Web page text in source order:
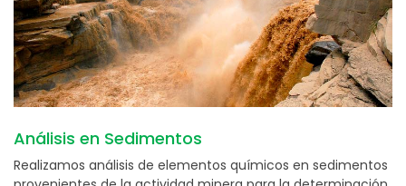
Análisis en Sedimentos
Realizamos análisis de elementos químicos en sedimentos